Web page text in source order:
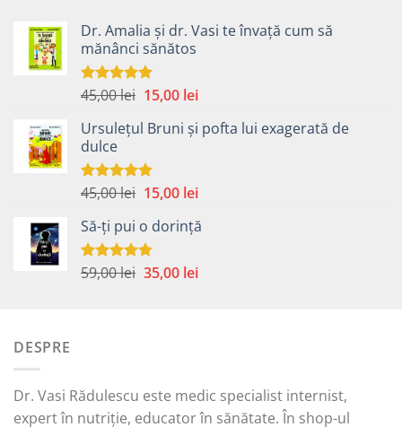
Dr. Amalia și dr. Vasi te învață cum să
mănânci sănătos
Evaluat la
45,00lei Prețul
a
45,00 lei.
15,00 leiPrețul
este:
Ursulețul Bruni și pofta lui exagerată de
dulce
Evaluat la
45,00lei Prețul
a
fost:
45,00 lei.
15,00 leiPrețul
este:
Să-ți pui o dorință
Evaluat la
59,00lei Prețul
35,00 leiPrețul
DESPRE
Dr. Vasi Rădulescu este medic specialist internist,
expert în nutriție, educator în sănătate. În shop-ul